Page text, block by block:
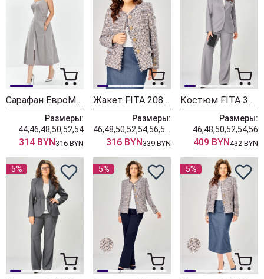
Сарафан ЕвроМода 741 серый + розовая полоска
Размеры:
44,46,48,50,52,54
314 BYN316 BYN
Жакет FITA 20803 бежевый + деним
Размеры:
316 BYN339 BYN
Костюм FITA 3402 серо-бежевый
Размеры:
46,48,50,52,54,56
409 BYN432 BYN
5% 5% 5%